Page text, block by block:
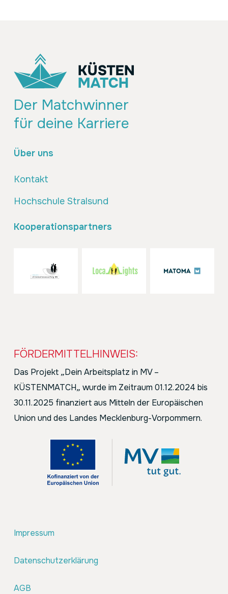
Der Matchwinner
für deine Karriere
Über uns
Kontakt
Hochschule Stralsund
Kooperationspartners
FÖRDERMITTELHINWEIS:
Das Projekt „Dein Arbeitsplatz in MV –
KÜSTENMATCH„ wurde im Zeitraum 01.12.2024 bis
30.11.2025 finanziert aus Mitteln der Europäischen
Union und des Landes Mecklenburg-Vorpommern.
Impressum
Datenschutzerklärung
AGB